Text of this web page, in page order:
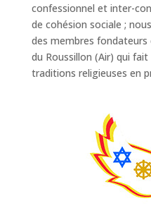
confessionnel et inter-
de cohésion sociale ;
des membres fondateurs
du Roussillon (Air) qui
traditions religieuses en